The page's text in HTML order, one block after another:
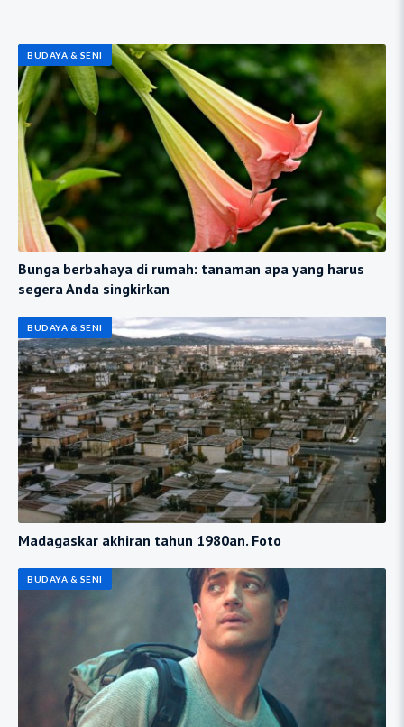
BUDAYA & SENI
Bunga berbahaya di rumah: tanaman apa yang harus
segera Anda singkirkan
BUDAYA & SENI
Madagaskar akhiran tahun 1980an. Foto
BUDAYA & SENI